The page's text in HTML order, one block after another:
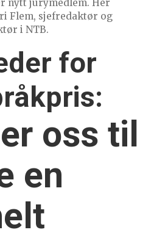
nytt jurymedlem. Her
Flem, sjefredaktør og
i NTB.
for
oss til
en